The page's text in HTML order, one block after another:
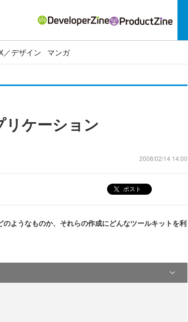
／デザイン マンガ
ケーション
2008/02/14 14:00
ポスト
ようなものか、それらの作成にどんなツールキットを利